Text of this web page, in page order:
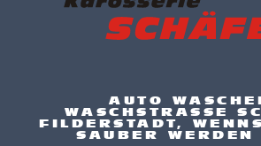
AUTO
WASCHSTRASSE
FILDERSTADT,
SAUBER WERDEN